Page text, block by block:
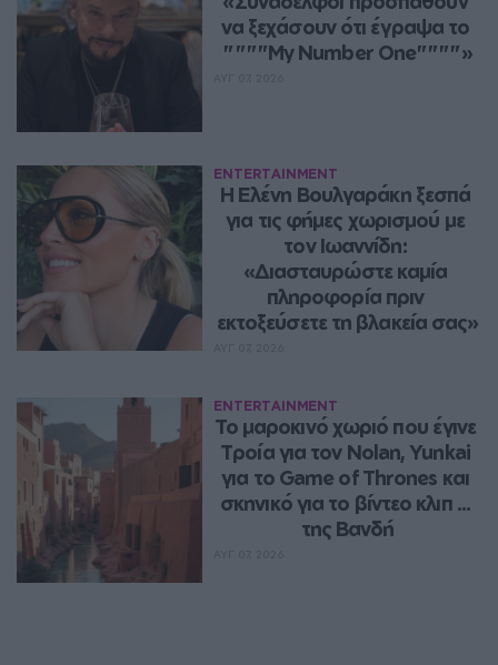
να ξεχάσουν ότι έγραψα το
""""My Number One""""»
ENTERTAINMENT
Η Ελένη Βουλγαράκη ξεσπά
για τις φήμες χωρισμού με
τον Ιωαννίδη:
«Διασταυρώστε καμία
πληροφορία πριν
εκτοξεύσετε τη βλακεία σας»
ENTERTAINMENT
Το μαροκινό χωριό που έγινε
Τροία για τον Nolan, Yunkai
για το Game of Thrones και
σκηνικό για το βίντεο κλιπ ...
της Βανδή